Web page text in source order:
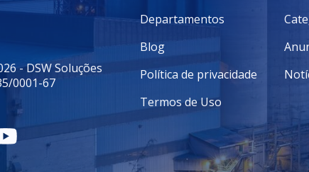
- DSW Soluções
0001-67
Departamentos
Blog
Política de privacidade
Termos de Uso